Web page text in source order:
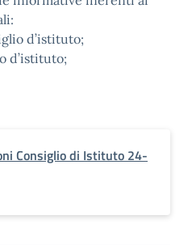
d’istituto;
d’istituto;
Consiglio di Istituto 24-